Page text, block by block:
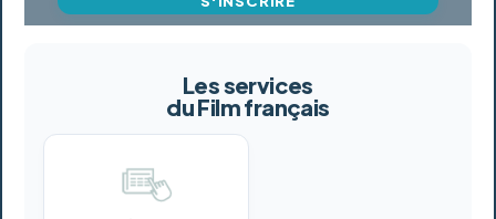
Les services
du Film français